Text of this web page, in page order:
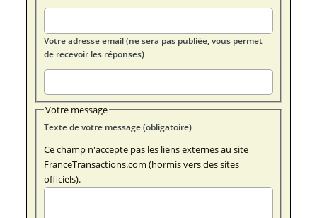
Votre adresse email (ne sera pas publiée, vous permet
de recevoir les réponses)
Votre message
Texte de votre message (obligatoire)
Ce champ n'accepte pas les liens externes au site
FranceTransactions.com (hormis vers des sites
officiels).